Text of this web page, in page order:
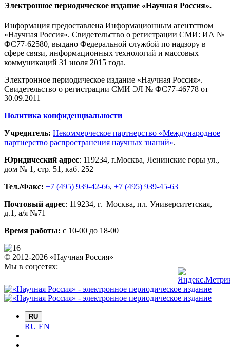
Электронное периодическое издание «Научная Россия».
Информация предоставлена Информационным агентством
«Научная Россия». Свидетельство о регистрации СМИ: ИА №
ФС77-62580, выдано Федеральной службой по надзору в
сфере связи, информационных технологий и массовых
коммуникаций 31 июля 2015 года.
Электронное периодическое издание «Научная Россия».
Свидетельство о регистрации СМИ ЭЛ № ФС77-46778 от
30.09.2011
Политика конфиденциальности
Учредитель: Некоммерческое партнерство «Международное
партнерство распространения научных знаний».
Юридический адрес: 119234, г.Москва, Ленинские горы ул.,
дом № 1, стр. 51 , каб. 252
Тел./Факс: +7 (495) 939-42-66, +7 (495) 939-45-63
Почтовый адрес: 119234, г. Москва, пл. Университетская,
д.1 , а/я №71
Время работы: с 10-00 до 18-00
© 2012-2026 «Научная Россия»
Мы в соцсетях:
RU
RU EN